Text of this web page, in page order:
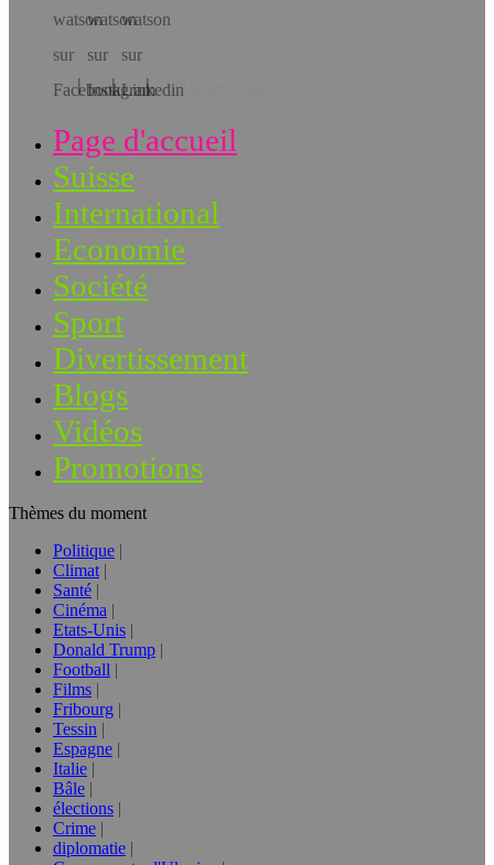
Téléchargez l’app!
Page d'accueil
Suisse
International
Economie
Société
Sport
Divertissement
Blogs
Vidéos
Promotions
Thèmes du moment
Politique
Climat
Santé
Cinéma
Etats-Unis
Donald Trump
Football
Films
Fribourg
Tessin
Espagne
Italie
Bâle
élections
Crime
diplomatie